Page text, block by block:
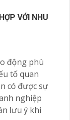
VỚI NHU
động phù
tố quan
có được sự
nghiệp
lưu ý khi